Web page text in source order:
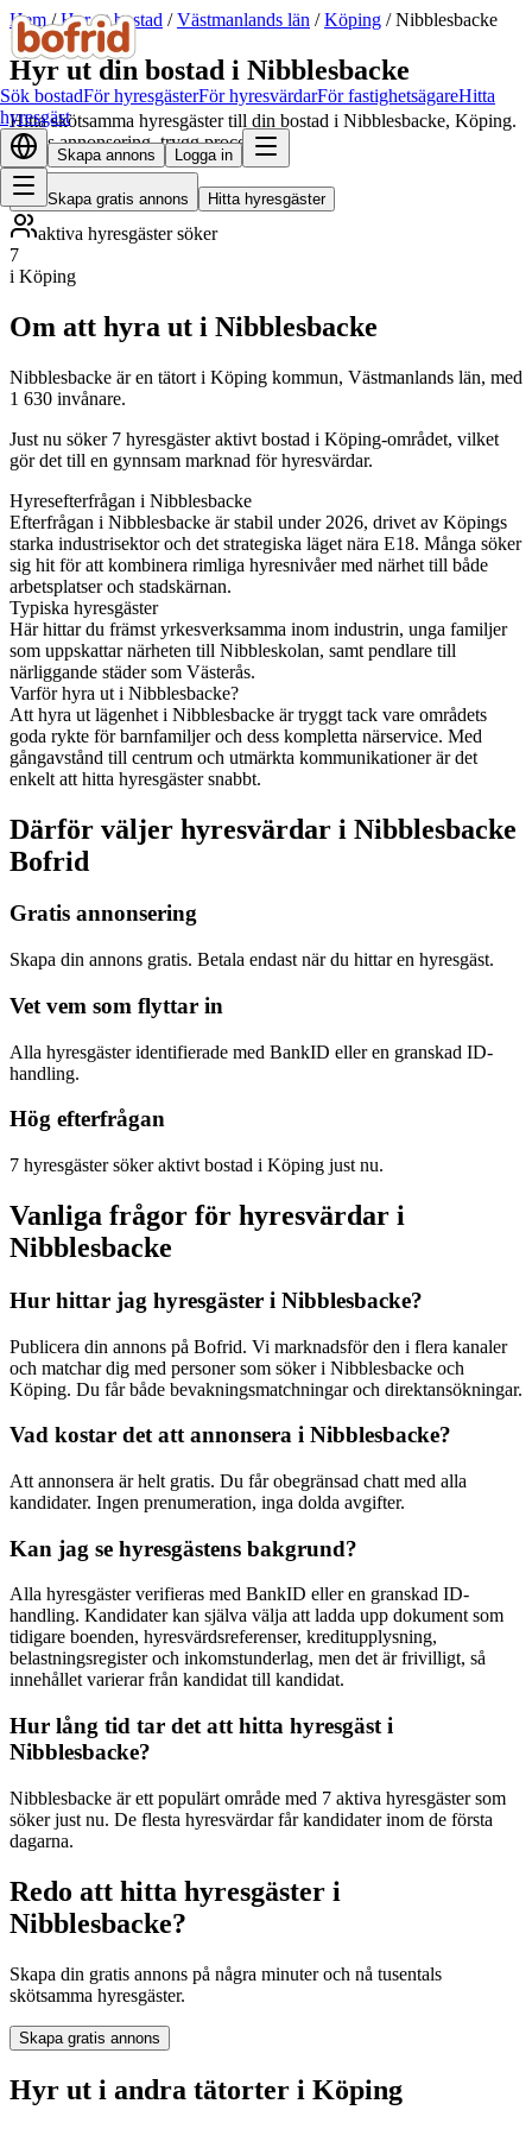
Sök bostadFör hyresgästerFör hyresvärdarFör fastighetsägareHitta
hyresgäst
Skapa annons Logga in
Hem/Hyr ut bostad /Västmanlands län /Köping /Nibblesbacke
Hyr ut din bostad i Nibblesbacke
Hitta skötsamma hyresgäster till din bostad i Nibblesbacke, Köping.
Gratis annonsering, trygg process.
Skapa gratis annons Hitta hyresgäster
aktiva hyresgäster söker
7
i Köping
Om att hyra ut i Nibblesbacke
Nibblesbacke är en tätort i Köping kommun, Västmanlands län, med
1 630 invånare.
Just nu söker 7 hyresgäster aktivt bostad i Köping-området, vilket
gör det till en gynnsam marknad för hyresvärdar.
Hyresefterfrågan i Nibblesbacke
Efterfrågan i Nibblesbacke är stabil under 2026, drivet av Köpings
starka industrisektor och det strategiska läget nära E18. Många söker
sig hit för att kombinera rimliga hyresnivåer med närhet till både
arbetsplatser och stadskärnan.
Typiska hyresgäster
Här hittar du främst yrkesverksamma inom industrin, unga familjer
som uppskattar närheten till Nibbleskolan, samt pendlare till
närliggande städer som Västerås.
Varför hyra ut i Nibblesbacke?
Att hyra ut lägenhet i Nibblesbacke är tryggt tack vare områdets
goda rykte för barnfamiljer och dess kompletta närservice. Med
gångavstånd till centrum och utmärkta kommunikationer är det
enkelt att hitta hyresgäster snabbt.
Därför väljer hyresvärdar i Nibblesbacke
Bofrid
Gratis annonsering
Skapa din annons gratis. Betala endast när du hittar en hyresgäst.
Vet vem som flyttar in
Alla hyresgäster identifierade med BankID eller en granskad ID-
handling.
Hög efterfrågan
7 hyresgäster söker aktivt bostad i Köping just nu.
Vanliga frågor för hyresvärdar i
Nibblesbacke
Hur hittar jag hyresgäster i Nibblesbacke?
Publicera din annons på Bofrid. Vi marknadsför den i flera kanaler
och matchar dig med personer som söker i Nibblesbacke och
Köping. Du får både bevakningsmatchningar och direktansökningar.
Vad kostar det att annonsera i Nibblesbacke?
Att annonsera är helt gratis. Du får obegränsad chatt med alla
kandidater. Ingen prenumeration, inga dolda avgifter.
Kan jag se hyresgästens bakgrund?
Alla hyresgäster verifieras med BankID eller en granskad ID-
handling. Kandidater kan själva välja att ladda upp dokument som
tidigare boenden, hyresvärdsreferenser, kreditupplysning,
belastningsregister och inkomstunderlag, men det är frivilligt, så
innehållet varierar från kandidat till kandidat.
Hur lång tid tar det att hitta hyresgäst i
Nibblesbacke?
Nibblesbacke är ett populärt område med 7 aktiva hyresgäster som
söker just nu. De flesta hyresvärdar får kandidater inom de första
dagarna.
Redo att hitta hyresgäster i
Nibblesbacke?
Skapa din gratis annons på några minuter och nå tusentals
skötsamma hyresgäster.
Skapa gratis annons
Hyr ut i andra tätorter i Köping